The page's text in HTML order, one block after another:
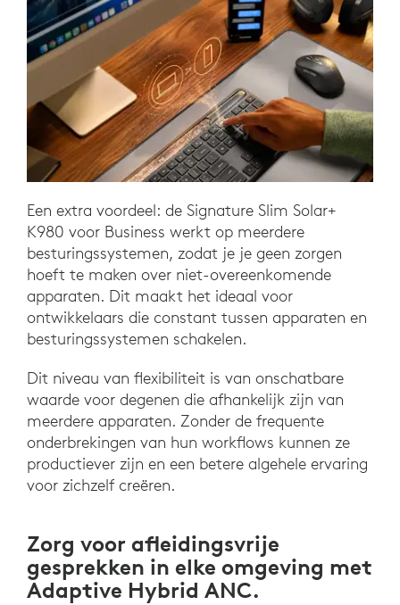
Een extra voordeel: de Signature Slim Solar+
K980 voor Business werkt op meerdere
besturingssystemen, zodat je je geen zorgen
hoeft te maken over niet-overeenkomende
apparaten. Dit maakt het ideaal voor
ontwikkelaars die constant tussen apparaten en
besturingssystemen schakelen.
Dit niveau van flexibiliteit is van onschatbare
waarde voor degenen die afhankelijk zijn van
meerdere apparaten. Zonder de frequente
onderbrekingen van hun workflows kunnen ze
productiever zijn en een betere algehele ervaring
voor zichzelf creëren.
Zorg voor afleidingsvrije
gesprekken in elke omgeving met
Adaptive Hybrid ANC.